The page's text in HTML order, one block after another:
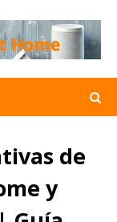
de
y